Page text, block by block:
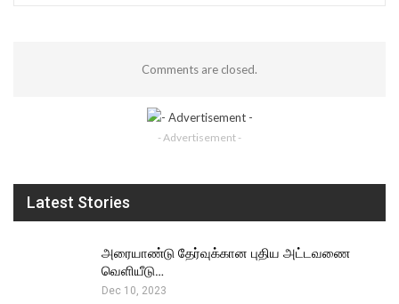
Comments are closed.
- Advertisement -
Latest Stories
அரையாண்டு தேர்வுக்கான புதிய அட்டவணை
வெளியீடு…
Dec 10, 2023